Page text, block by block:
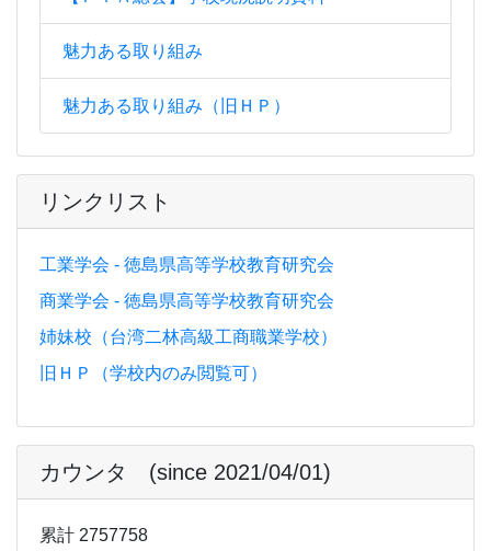
魅力ある取り組み
魅力ある取り組み（旧ＨＰ）
リンクリスト
工業学会 - 徳島県高等学校教育研究会
商業学会 - 徳島県高等学校教育研究会
姉妹校（台湾二林高級工商職業学校）
旧ＨＰ（学校内のみ閲覧可）
カウンタ (since 2021/04/01)
累計 2757758